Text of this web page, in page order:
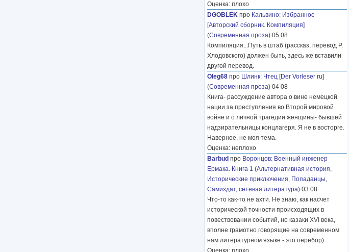
Оценка: плохо
DGOBLEK про Кальвино: Избранное
[Авторский сборник. Компиляция]
(Современная проза) 05 08
Компиляция...Путь в штаб (рассказ, перевод Р.
Хлодовского) должен быть, здесь же вставили
другой перевод.
Oleg68 про Шлинк: Чтец [Der Vorleser ru]
(Современная проза) 04 08
Книга- рассуждение автора о вине немецкой
нации за преступления во Второй мировой
войне и о личной трагедии женщины- бывшей
надзирательницы концлагеря. Я не в восторге.
Наверное, не моя тема.
Оценка: неплохо
Barbud про Воронцов: Военный инженер
Ермака. Книга 1 (Альтернативная история,
Исторические приключения, Попаданцы,
Самиздат, сетевая литература) 03 08
Что-то как-то не ахти. Не знаю, как насчет
исторической точности происходящих в
повествовании событий, но казаки XVI века,
вполне грамотно говорящие на современном
нам литературном языке - это перебор)